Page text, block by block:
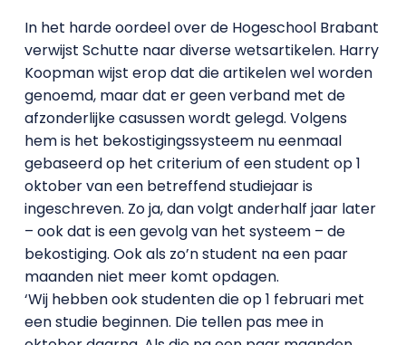
In het harde oordeel over de Hogeschool Brabant
verwijst Schutte naar diverse wetsartikelen. Harry
Koopman wijst erop dat die artikelen wel worden
genoemd, maar dat er geen verband met de
afzonderlijke casussen wordt gelegd. Volgens
hem is het bekostigingssysteem nu eenmaal
gebaseerd op het criterium of een student op 1
oktober van een betreffend studiejaar is
ingeschreven. Zo ja, dan volgt anderhalf jaar later
– ook dat is een gevolg van het systeem – de
bekostiging. Ook als zo’n student na een paar
maanden niet meer komt opdagen.
‘Wij hebben ook studenten die op 1 februari met
een studie beginnen. Die tellen pas mee in